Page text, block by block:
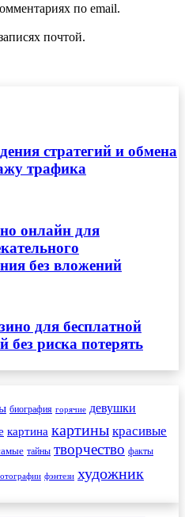
по email.
почтой.
стратегий и обмена
трафика
онлайн для
без вложений
для бесплатной
без риска потерять
биография горячие девушки
картина картины красивые
тайны творчество факты
фэнтези художник